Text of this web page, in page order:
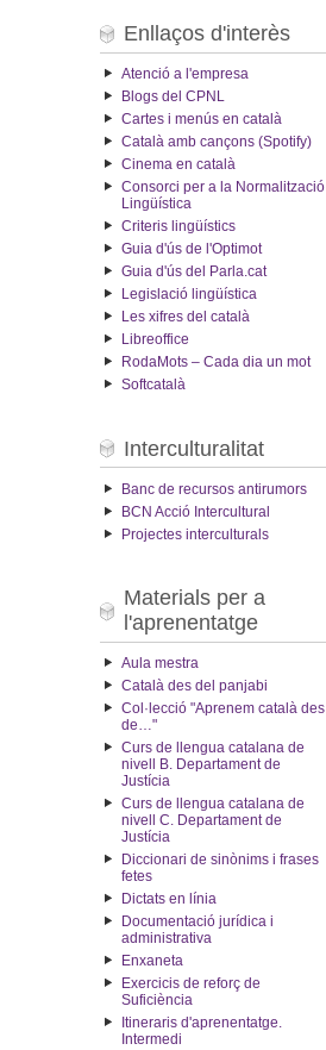
Enllaços d'interès
Atenció a l'empresa
Blogs del CPNL
Cartes i menús en català
Català amb cançons (Spotify)
Cinema en català
Consorci per a la Normalització
Lingüística
Criteris lingüístics
Guia d'ús de l'Optimot
Guia d'ús del Parla.cat
Legislació lingüística
Les xifres del català
Libreoffice
RodaMots – Cada dia un mot
Softcatalà
Interculturalitat
Banc de recursos antirumors
BCN Acció Intercultural
Projectes interculturals
Materials per a
l'aprenentatge
Aula mestra
Català des del panjabi
Col·lecció "Aprenem català des
de…"
Curs de llengua catalana de
nivell B. Departament de
Justícia
Curs de llengua catalana de
nivell C. Departament de
Justícia
Diccionari de sinònims i frases
fetes
Dictats en línia
Documentació jurídica i
administrativa
Enxaneta
Exercicis de reforç de
Suficiència
Itineraris d'aprenentatge.
Intermedi